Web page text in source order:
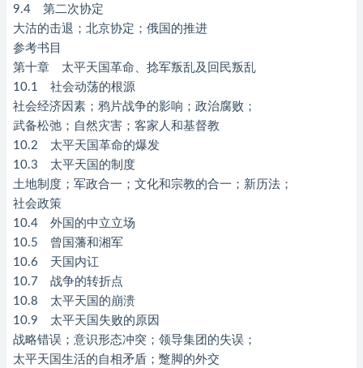
9.4 第二次协定
大沽的击退；北京协定；俄国的推进
参考书目
第十章 太平天国革命、捻军叛乱及回民叛乱
10.1 社会动荡的根源
社会经济因素；鸦片战争的影响；政治腐败；
武备松弛；自然灾害；客家人和基督教
10.2 太平天国革命的爆发
10.3 太平天国的制度
土地制度；军政合一；文化和宗教的合一；新历法；
社会政策
10.4 外国的中立立场
10.5 曾国藩和湘军
10.6 天国内讧
10.7 战争的转折点
10.8 太平天国的崩溃
10.9 太平天国失败的原因
战略错误；意识形态冲突；领导集团的失误；
太平天国生活的自相矛盾；蹩脚的外交